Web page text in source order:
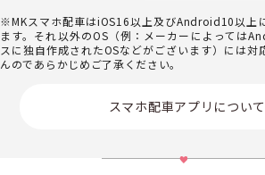
※MKスマホ配車はiOS16以上及びAndroid10以上
ます。それ以外のOS（例：メーカーによっては
スに独自作成されたOSなどがございます）には対
んのであらかじめご了承ください。
スマホ配車アプリについて